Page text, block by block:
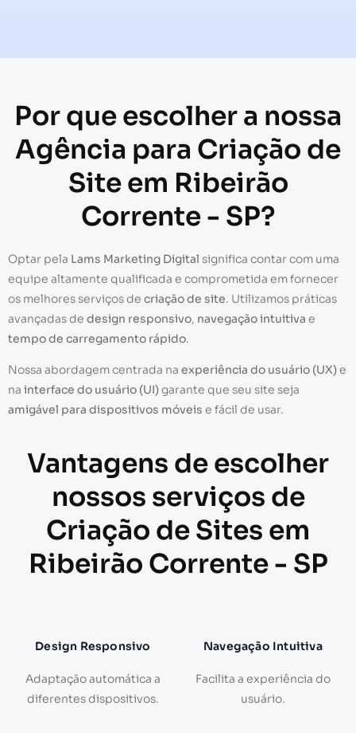
Por que escolher a nossa
Agência para Criação de
Site em Ribeirão
Corrente - SP?
Optar pela Lams Marketing Digital significa contar com uma
equipe altamente qualificada e comprometida em fornecer
os melhores serviços de criação de site. Utilizamos práticas
avançadas de design responsivo, navegação intuitiva e
tempo de carregamento rápido.
Nossa abordagem centrada na experiência do usuário (UX)e
na interface do usuário (UI)garante que seu site seja
amigável para dispositivos móveis e fácil de usar.
Vantagens de escolher
nossos serviços de
Criação de Sites em
Ribeirão Corrente - SP
Design Responsivo
Adaptação automática a
diferentes dispositivos.
Navegação Intuitiva
Facilita a experiência do
usuário.